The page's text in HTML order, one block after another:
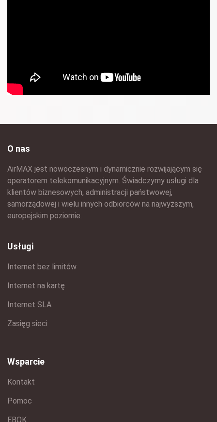
O nas
AirMAX jest nowoczesnym i dynamicznie rozwijającym się
operatorem telekomunikacyjnym. Świadczymy usługi dla
klientów biznesowych, administracji państwowej,
samorządowej i wielu innych odbiorców na najwyższym,
europejskim poziomie.
Usługi
Internet bez limitów
Internet na kartę
Internet SLA
Zasięg sieci
Wsparcie
Kontakt
Pomoc
EBOK